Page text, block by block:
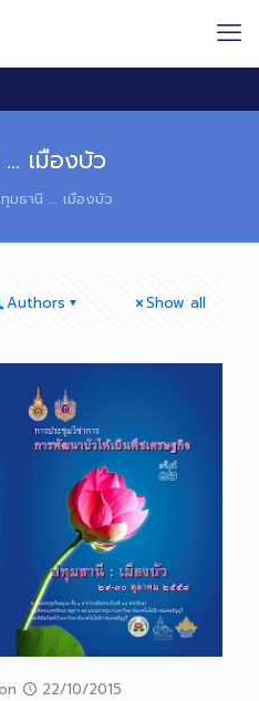
เมืองบัว
มธานี … เมืองบัว
Authors Show all
22/10/2015